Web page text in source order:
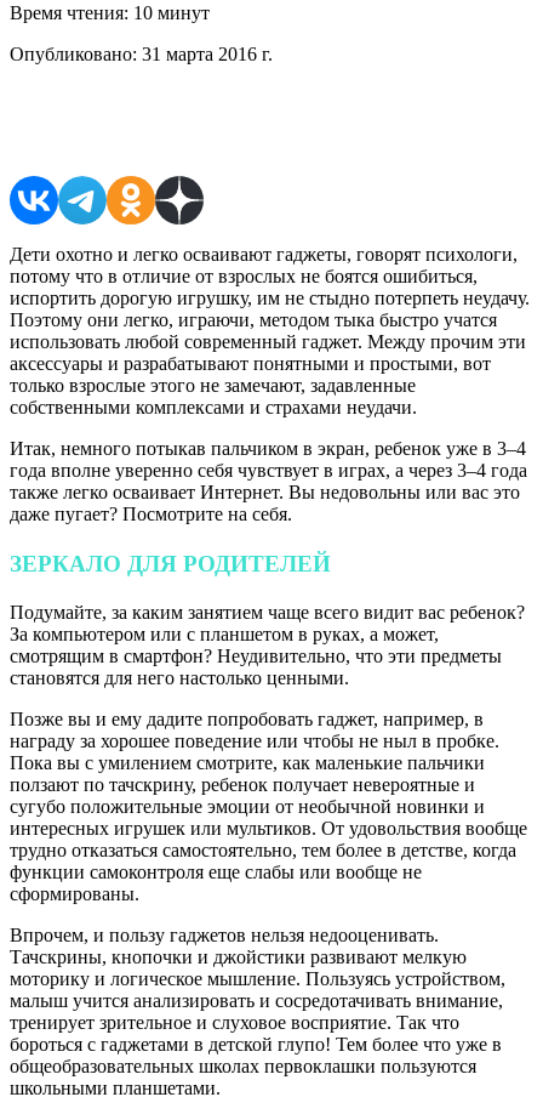
Время чтения: 10 минут
Опубликовано: 31 марта 2016 г.
Дети охотно и легко осваивают гаджеты, говорят психологи,
потому что в отличие от взрослых не боятся ошибиться,
испортить дорогую игрушку, им не стыдно потерпеть неудачу.
Поэтому они легко, играючи, методом тыка быстро учатся
использовать любой современный гаджет. Между прочим эти
аксессуары и разрабатывают понятными и простыми, вот
только взрослые этого не замечают, задавленные
собственными комплексами и страхами неудачи.
Итак, немного потыкав пальчиком в экран, ребенок уже в 3–4
года вполне уверенно себя чувствует в играх, а через 3–4 года
также легко осваивает Интернет. Вы недовольны или вас это
даже пугает? Посмотрите на себя.
ЗЕРКАЛО ДЛЯ РОДИТЕЛЕЙ
Подумайте, за каким занятием чаще всего видит вас ребенок?
За компьютером или с планшетом в руках, а может,
смотрящим в смартфон? Неудивительно, что эти предметы
становятся для него настолько ценными.
Позже вы и ему дадите попробовать гаджет, например, в
награду за хорошее поведение или чтобы не ныл в пробке.
Пока вы с умилением смотрите, как маленькие пальчики
ползают по тачскрину, ребенок получает невероятные и
сугубо положительные эмоции от необычной новинки и
интересных игрушек или мультиков. От удовольствия вообще
трудно отказаться самостоятельно, тем более в детстве, когда
функции самоконтроля еще слабы или вообще не
сформированы.
Впрочем, и пользу гаджетов нельзя недооценивать.
Тачскрины, кнопочки и джойстики развивают мелкую
моторику и логическое мышление. Пользуясь устройством,
малыш учится анализировать и сосредотачивать внимание,
тренирует зрительное и слуховое восприятие. Так что
бороться с гаджетами в детской глупо! Тем более что уже в
общеобразовательных школах первоклашки пользуются
школьными планшетами.